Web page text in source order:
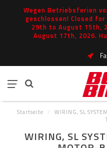
Wegen Betriebsferien
geschlossen! Closed
29th to August 15th,
August 17th, 2026.
Startseite /
WIRING, SL
WIRING, SL